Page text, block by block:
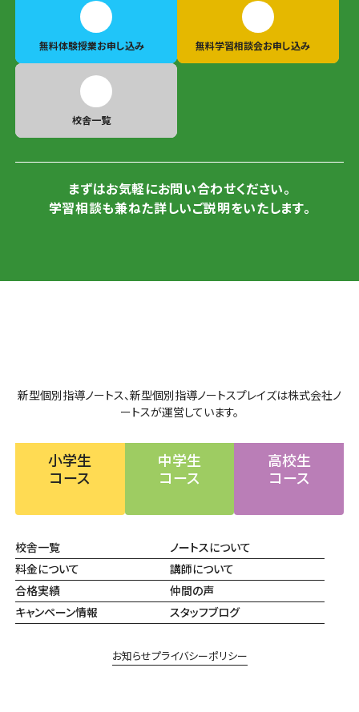
無料体験授業お申し込み 無料学習相談会お申し込み
校舎一覧
まずはお気軽にお問い合わせください。
学習相談も兼ねた詳しいご説明をいたします。
新型個別指導ノートス、新型個別指導ノートスプレイズは株式会社ノ
ートスが運営しています。
小学生
コース
中学生
コース
高校生
コース
校舎一覧
ノートスについて
料金について
講師について
合格実績
仲間の声
キャンペーン情報
スタッフブログ
お知らせプライバシーポリシー